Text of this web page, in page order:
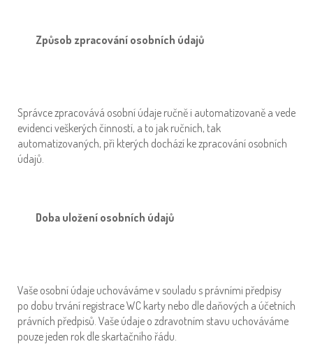
Způsob zpracování osobních údajů
Správce zpracovává osobní údaje ručně i automatizovaně a vede
evidenci veškerých činností, a to jak ručních, tak
automatizovaných, při kterých dochází ke zpracování osobních
údajů.
Doba uložení osobních údajů
Vaše osobní údaje uchováváme v souladu s právními předpisy
po dobu trvání registrace WC karty nebo dle daňových a účetních
právních předpisů. Vaše údaje o zdravotním stavu uchováváme
pouze jeden rok dle skartačního řádu.